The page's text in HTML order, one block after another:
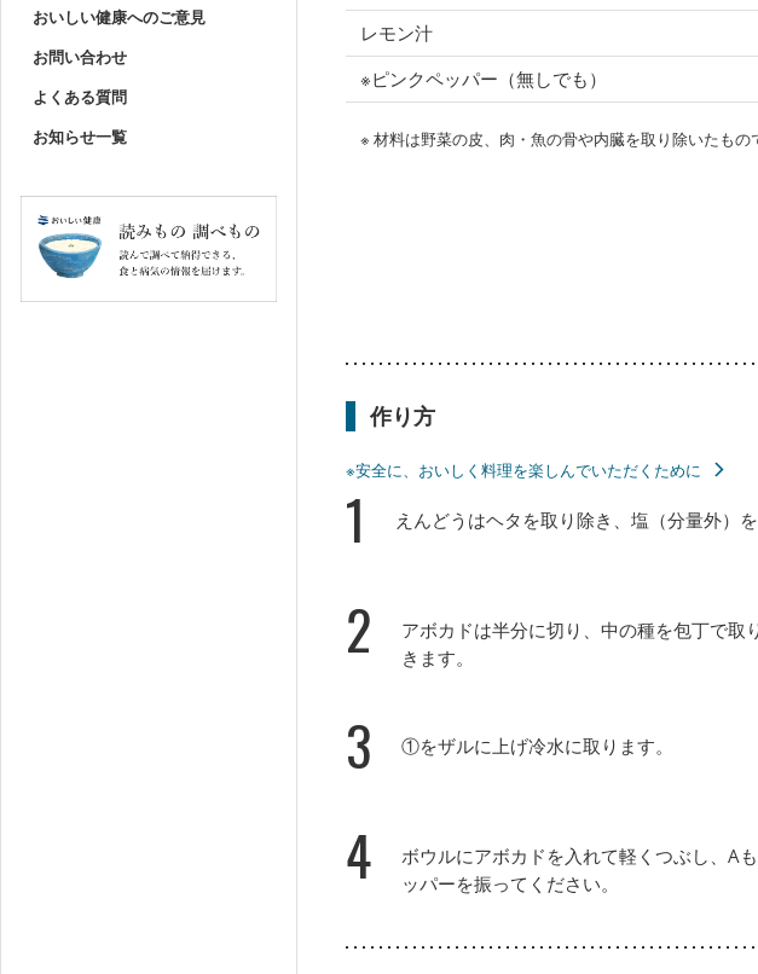
おいしい健康へのご意見
お問い合わせ
よくある質問
お知らせ一覧
レモン汁
※ピンクペッパー（無しでも）
※ 材料は野菜の皮、肉・魚の骨や内臓を取り除いたも
作り方
※安全に、おいしく料理を楽しんでいただくために
1 えんどうはヘタを取り除き、塩（分量外）
2
アボカドは半分に切り、中の種を包丁で
きます。
3 ①をザルに上げ冷水に取ります。
4
ボウルにアボカドを入れて軽くつぶし、A
ッパーを振ってください。